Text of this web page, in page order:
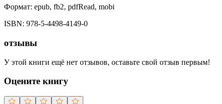
Формат: epub, fb2, pdfRead, mobi
ISBN: 978-5-4498-4149-0
отзывы
У этой книги ещё нет отзывов, оставьте свой отзыв первым!
Оцените книгу